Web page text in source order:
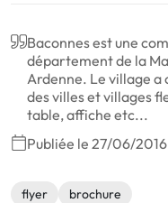
Baconnes est une
département de la
Ardenne. Le village a
des villes et villages
table, affiche etc...
Publiée le 27/06/2016
flyer brochure